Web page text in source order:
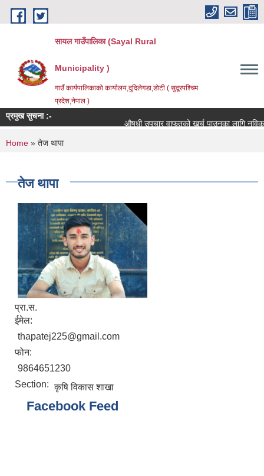
Skip to main content
सायल गाउँपालिका (Sayal Rural
Municipality )
गाउँ कार्यपालिकाको कार्यालय,दुदिलेगडा,डोटी ( सुदूरपश्चिम
प्रदेश,नेपाल )
प्रमुख सुचना :-
औषधी उपचार वाफतको खर्च पाउनका लागि
You are here
Home » तेज थापा
तेज थापा
प्रा.स.
ईमेल:
thapatej225@gmail.com
फोन:
9864651230
Section: कृषि विकास शाखा
Facebook Feed